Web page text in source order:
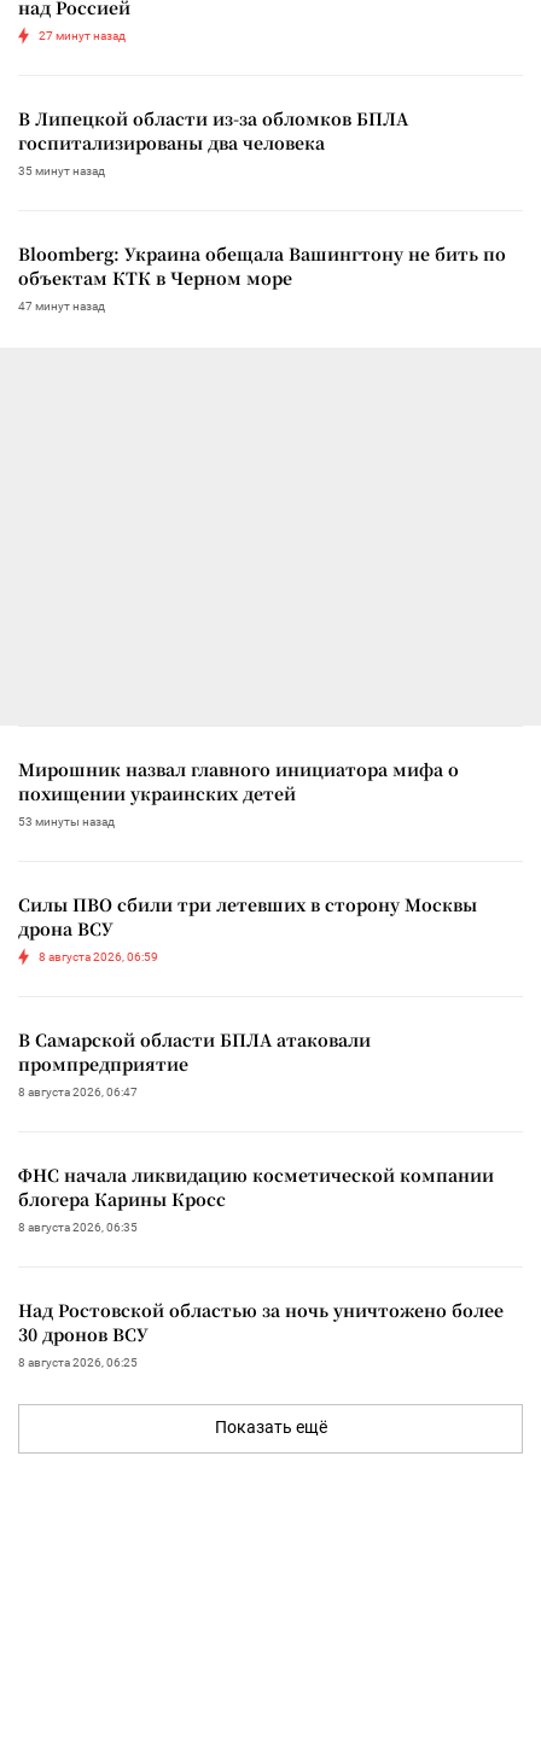
над Россией
27 минут назад
В Липецкой области из-за обломков БПЛА
госпитализированы два человека
35 минут назад
Bloomberg: Украина обещала Вашингтону не бить по
объектам КТК в Черном море
47 минут назад
Мирошник назвал главного инициатора мифа о
похищении украинских детей
53 минуты назад
Силы ПВО сбили три летевших в сторону Москвы
дрона ВСУ
8 августа 2026, 06:59
В Самарской области БПЛА атаковали
промпредприятие
8 августа 2026, 06:47
ФНС начала ликвидацию косметической компании
блогера Карины Кросс
8 августа 2026, 06:35
Над Ростовской областью за ночь уничтожено более
30 дронов ВСУ
8 августа 2026, 06:25
Показать ещё